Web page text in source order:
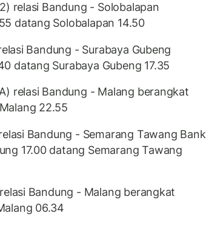
relasi Bandung - Solobalapan
datang Solobalapan 14.50
Bandung - Surabaya Gubeng
datang Surabaya Gubeng 17.35
relasi Bandung - Malang berangkat
22.55
Bandung - Semarang Tawang Bank
17.00 datang Semarang Tawang
Bandung - Malang berangkat
06.34